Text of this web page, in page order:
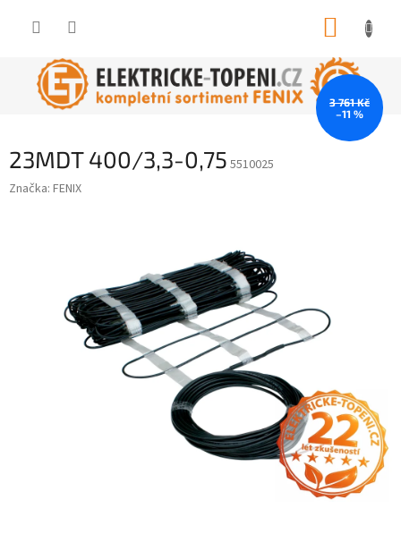
23MDT 400/3,3-0,75 5510025
Značka: FENIX
3 761 Kč
–11 %